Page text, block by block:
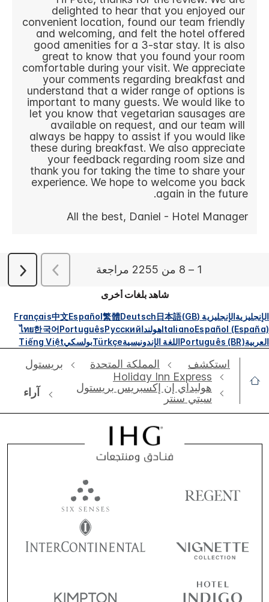
شاهد بلغات أخرى
الإنجليزيةالإنجليزية (GB) 日本語
Deutsch
繁體
Español
中文
Français
Español (España)
ItalianoهولنداРусский
Português
한국어
ไทย
العربيةPortuguês (BR)اللغة الإندونيسيةTürkçeبولسكيTiếng Việt
استكشف ‫‫المملكة المتحدة
بريستول
Holiday Inn Express
هوليداي إن إكسبريس بريستول
سيتي سنتر
آراء